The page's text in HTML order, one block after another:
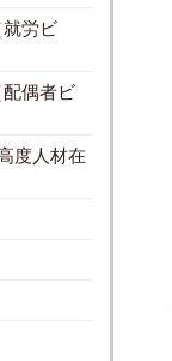
労ビ
偶者ビ
度人材在